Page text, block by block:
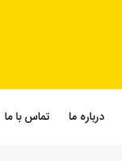
درباره ما تماس با ما